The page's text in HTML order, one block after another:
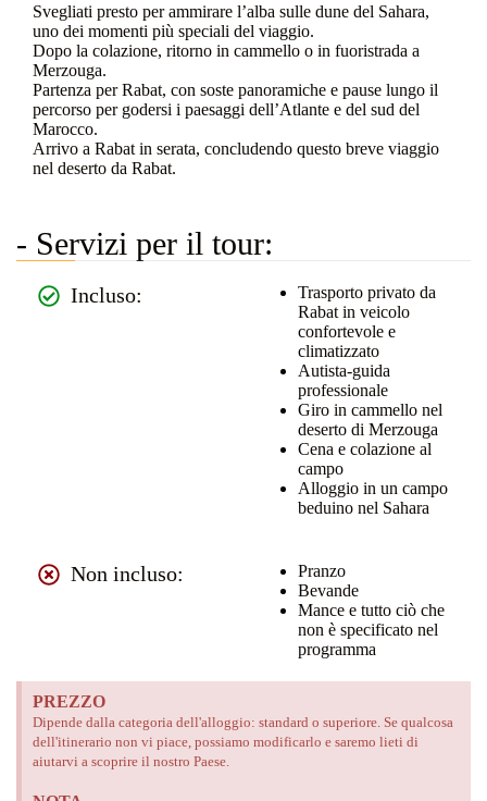
Svegliati presto per ammirare l’alba sulle dune del Sahara,
uno dei momenti più speciali del viaggio.
Dopo la colazione, ritorno in cammello o in fuoristrada a
Merzouga.
Partenza per Rabat, con soste panoramiche e pause lungo il
percorso per godersi i paesaggi dell’Atlante e del sud del
Marocco.
Arrivo a Rabat in serata, concludendo questo breve viaggio
nel deserto da Rabat.
- Servizi per il tour:
Incluso:
Trasporto privato da
Rabat in veicolo
confortevole e
climatizzato
Autista-guida
professionale
Giro in cammello nel
deserto di Merzouga
Cena e colazione al
campo
Alloggio in un campo
beduino nel Sahara
Non incluso:
Pranzo
Bevande
Mance e tutto ciò che
non è specificato nel
programma
PREZZO
Dipende dalla categoria dell'alloggio: standard o superiore. Se qualcosa
dell'itinerario non vi piace, possiamo modificarlo e saremo lieti di
aiutarvi a scoprire il nostro Paese.